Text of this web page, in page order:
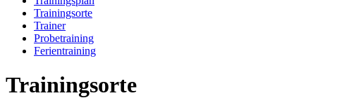
Trainingsorte
Trainer
Probetraining
Ferientraining
Trainingsorte